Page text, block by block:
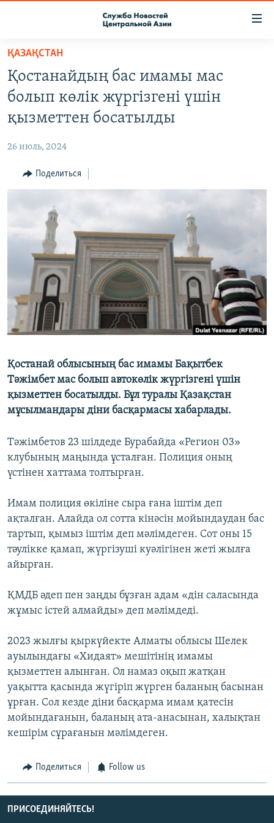
Вернуться
основному
содержанию
главной
Вернутся
ПОДПИСКА
НАСТОЯЩЕЕ ВРЕМЯ
МИГРАНТ МЕДИА
ҚАЗАҚСТАН
Қостанайдың бас имамы мас
болып көлік жүргізгені үшін
қызметтен босатылды
26 июль, 2024
Поделиться
Қостанай облысының бас имамы Бақытбек
Тәжімбет мас болып автокөлік жүргізгені үшін
қызметтен босатылды. Бұл туралы Қазақстан
мұсылмандары діни басқармасы хабарлады.
Тәжімбетов 23 шілдеде Бурабайда «Регион 03»
клубының маңында ұсталған. Полиция оның
үстінен хаттама толтырған.
Имам полиция өкіліне сыра ғана іштім деп
ақталған. Алайда ол сотта кінәсін мойындаудан бас
тартып, қымыз іштім деп мәлімдеген. Сот оны 15
тәулікке қамап, жүргізуші куәлігінен жеті жылға
айырған.
ҚМДБ әдеп пен заңды бұзған адам «дін саласында
жұмыс істей алмайды» деп мәлімдеді.
2023 жылғы қыркүйекте Алматы облысы Шелек
ауылындағы «Хидаят» мешітінің имамы
қызметтен алынған. Ол намаз оқып жатқан
уақытта қасында жүгіріп жүрген баланың басынан
ұрған. Сол кезде діни басқарма имам қатесін
мойындағанын, баланың ата-анасынан, халықтан
кешірім сұрағанын мәлімдеген.
Поделиться Follow us
ПРИСОЕДИНЯЙТЕСЬ!